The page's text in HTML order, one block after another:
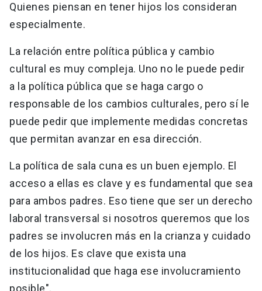
Quienes piensan en tener hijos los consideran
especialmente.
La relación entre política pública y cambio
cultural es muy compleja. Uno no le puede pedir
a la política pública que se haga cargo o
responsable de los cambios culturales, pero sí le
puede pedir que implemente medidas concretas
que permitan avanzar en esa dirección.
La política de sala cuna es un buen ejemplo. El
acceso a ellas es clave y es fundamental que sea
para ambos padres. Eso tiene que ser un derecho
laboral transversal si nosotros queremos que los
padres se involucren más en la crianza y cuidado
de los hijos. Es clave que exista una
institucionalidad que haga ese involucramiento
posible".